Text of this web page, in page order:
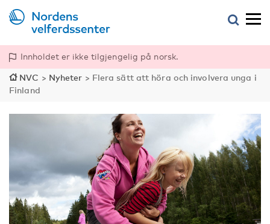
Innholdet er ikke tilgjengelig på norsk.
NVC > Nyheter > Flera sätt att höra och involvera unga i
Finland